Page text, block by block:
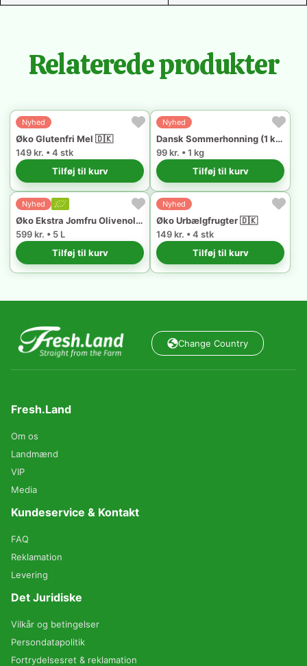
Relaterede produkter
Nyhed
Øko Glutenfri Mel 🇩🇰
149 kr. • 4 stk
Tilføj til kurv
Nyhed
Dansk Sommerhonning (1 kg) 🇩🇰
99 kr. • 1 kg
Tilføj til kurv
Nyhed
Øko Ekstra Jomfru Olivenolie 🇪🇸
599 kr. • 5 L
Tilføj til kurv
Nyhed
Øko Urbælgfrugter 🇩🇰
149 kr. • 4 stk
Tilføj til kurv
Change Country
Fresh.Land
Om os
Landmænd
VIP
Media
Kundeservice & Kontakt
FAQ
Reklamation
Levering
Det Juridiske
Vilkår og betingelser
Persondatapolitik
Fortrydelsesret & reklamation